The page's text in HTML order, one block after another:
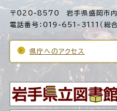
〒020-8570 岩手県盛岡市内
電話番号：019-651-3111（総合
県庁へのアクセス